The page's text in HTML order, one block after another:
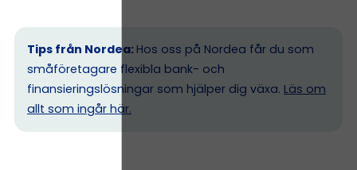
Tips från Nordea: Hos oss på Nordea får du som
småföretagare flexibla bank- och
finansieringslösningar som hjälper dig växa. Läs om
allt som ingår här.